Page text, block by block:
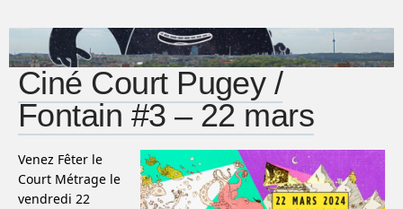
Ciné Court Pugey /
Fontain #3 – 22 mars
Venez Fêter le
Court Métrage le
vendredi 22